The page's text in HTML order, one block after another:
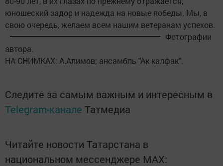
юношеский задор и надежда на новые победы. Мы, в
свою очередь, желаем всем нашим ветеранам успехов.
Фотографии
автора.
НА СНИМКАХ: А.Алимов; ансамбль "Ак калфак".
Следите за самым важным и интересным в
Telegram-канале Татмедиа
Читайте новости Татарстана в
национальном мессенджере MАХ: